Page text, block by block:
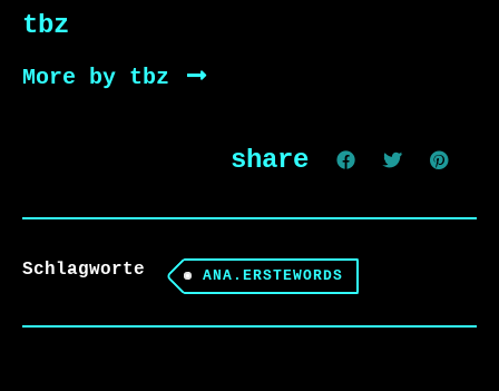
tbz
More by tbz
share
Schlagworte ANA.ERSTEWORDS